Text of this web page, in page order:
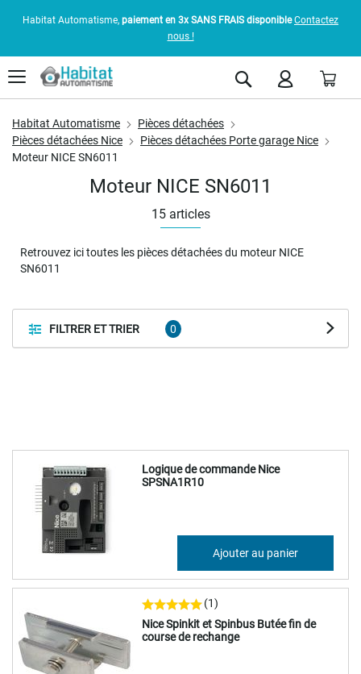
Habitat Automatisme, paiement en 3x SANS FRAIS disponible Contactez
nous !
Rechercher
Habitat Automatisme
Pièces détachées
Pièces détachées Nice
Pièces détachées Porte garage Nice
Moteur NICE SN6011
FILTRER ET TRIER
15articles
Moteur NICE SN6011
Retrouvez ici toutes les pièces détachées du moteur NICE
SN6011
Logique de commande Nice
SPSNA1R10
214,94 € Ajouter au panier
Nice Spinkit et Spinbus Butée fin de
course de rechange
(1)